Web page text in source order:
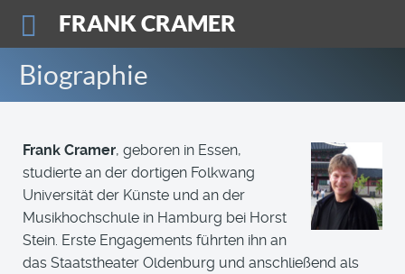
FRANK CRAMER
Biographie
Frank Cramer, geboren in Essen,
studierte an der dortigen Folkwang
Universität der Künste und an der
Musikhochschule in Hamburg bei Horst
Stein. Erste Engagements führten ihn an
das Staatstheater Oldenburg und anschließend als